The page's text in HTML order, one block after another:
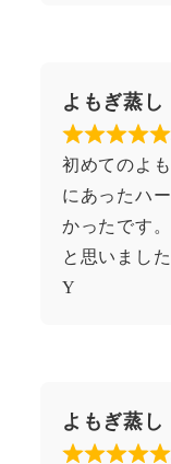
よもぎ蒸し
初めてのよ
にあったハ
かったです
と思いました
Y
よもぎ蒸し